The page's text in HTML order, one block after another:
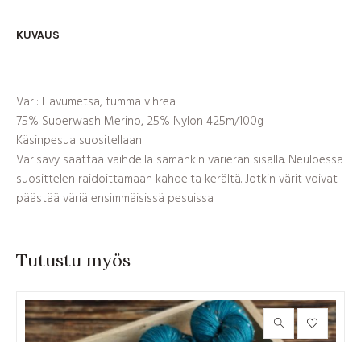
KUVAUS
Väri: Havumetsä, tumma vihreä
75% Superwash Merino, 25% Nylon 425m/100g
Käsinpesua suositellaan
Värisävy saattaa vaihdella samankin värierän sisällä. Neuloessa
suosittelen raidoittamaan kahdelta kerältä. Jotkin värit voivat
päästää väriä ensimmäisissä pesuissa.
Tutustu myös